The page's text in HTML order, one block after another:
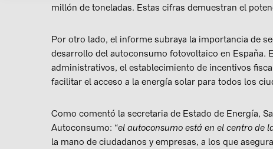
millón de toneladas. Estas cifras demuestran el
Por otro lado, el informe subraya la importancia de
desarrollo del autoconsumo fotovoltaico en España.
administrativos, el establecimiento de incentivos
facilitar el acceso a la energía solar para todos los
Como comentó la secretaria de Estado de Energía,
Autoconsumo: “el autoconsumo está en el centro de
la mano de ciudadanos y empresas, a los que